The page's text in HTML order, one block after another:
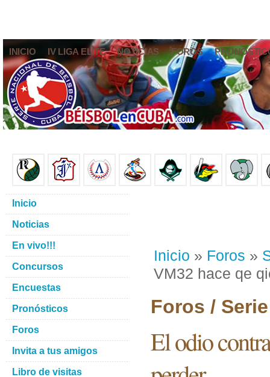
INICIO IV LIGA ELITE NOTICIAS FOROS
Inicio » Foros »
VM32 hace qe
Foros /
El odio
Inicio
Noticias
En vivo!!!
Concursos
Encuestas
Pronósticos
Foros
Invita a tus amigos
Libro de visitas